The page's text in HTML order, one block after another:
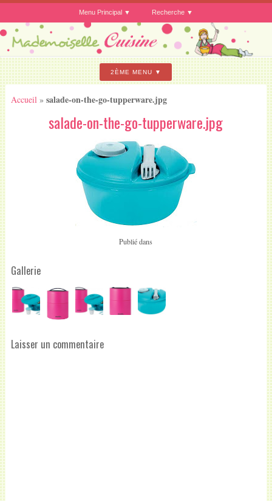
Menu Principal Recherche
2ÈME MENU
Accueil » salade-on-the-go-tupperware.jpg
salade-on-the-go-tupperware.jpg
Publié dans
Gallerie
Laisser un commentaire